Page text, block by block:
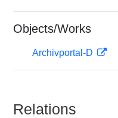
Objects/Works
Archivportal-D
Relations